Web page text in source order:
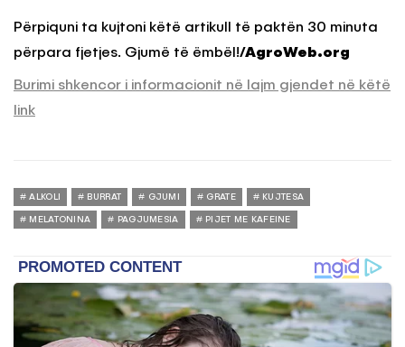
Përpiquni ta kujtoni këtë artikull të paktën 30 minuta
përpara fjetjes. Gjumë të ëmbël!/AgroWeb.org
Burimi shkencor i informacionit në lajm gjendet në këtë
link
ALKOLI BURRAT GJUMI GRATE KUJTESA
MELATONINA PAGJUMESIA PIJET ME KAFEINE